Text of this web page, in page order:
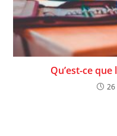
Qu’est-ce
26